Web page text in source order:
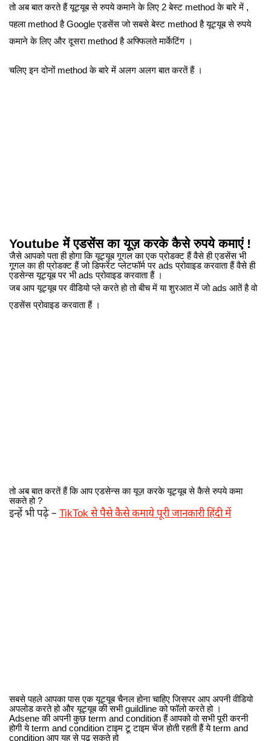
तो अब बात करते हैं यूट्यूब से रुपये कमाने के लिए 2 बेस्ट method के बारे में ,
पहला method है Google एडसेंस जो सबसे बेस्ट method है यूट्यूब से रुपये
कमाने के लिए और दूसरा method है अफ्फिलते मार्केटिंग ।
चलिए इन दोनों method के बारे में अलग अलग बात करतें हैं ।
Youtube में एडसेंस का यूज़ करके कैसे रुपये कमाएं !
जैसे आपको पता ही होगा कि यूट्यूब गूगल का एक प्रोडक्ट हैं वैसे ही एडसेंस भी
गूगल का ही प्रोडक्ट हैं जो डिफरेंट प्लेटफॉर्म पर ads प्रोवाइड करवाता हैं वैसे ही
एडसेन्स यूट्यूब पर भी ads प्रोवाइड करवाता हैं ।
जब आप यूट्यूब पर वीडियो प्ले करते हो तो बीच में या शुरआत में जो ads आतें है वो
एडसेंस प्रोवाइड करवाता हैं ।
तो अब बात करतें हैं कि आप एडसेन्स का यूज़ करके यूट्यूब से कैसे रुपये कमा
सकते हो ?
इन्हें भी पढ़े – TikTok से पैसे कैसे कमाये पूरी जानकारी हिंदी में
सबसे पहले आपका पास एक यूट्यूब चैनल होना चाहिए जिसपर आप अपनी वीडियो
अपलोड करते हो और यूट्यूब की सभी guildline को फॉलो करते हो ।
Adsene की अपनी कुछ term and condition हैं आपको वो सभी पूरी करनी
होगी ये term and condition टाइम टू टाइम चेंज होती रहती हैं ये term and
condition आप यह से पढ़ सकते हो